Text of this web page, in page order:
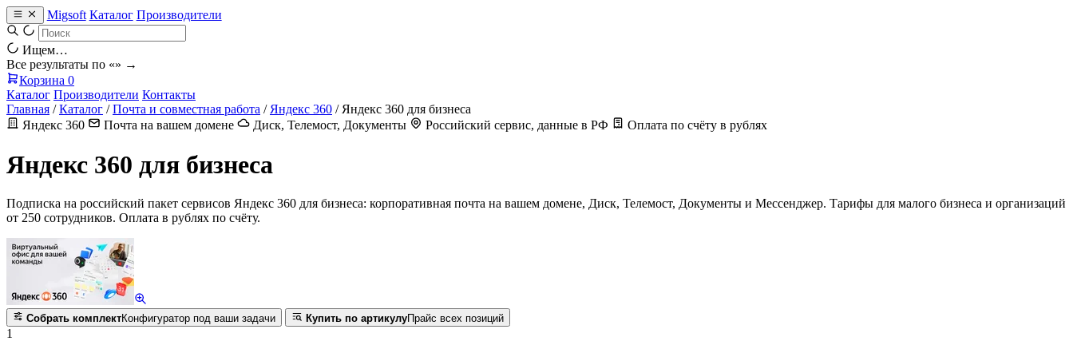
Migsoft Каталог Производители
Ищем…
Все результаты по «» →
Корзина 0
Каталог Производители Контакты
Главная / Каталог / Почта и совместная работа / Яндекс 360 / Яндекс 360 для бизнеса
Яндекс 360
Почта на вашем домене Диск, Телемост, Документы Российский сервис, данные в РФ Оплата по счёту в рублях
Яндекс 360 для бизнеса
Подписка на российский пакет сервисов Яндекс 360 для бизнеса: корпоративная почта на вашем домене, Диск, Телемост, Документы и Мессенджер. Тарифы для малого бизнеса и организаций
от 250 сотрудников. Оплата в рублях по счёту.
Собрать комплектКонфигуратор под ваши задачи Купить по артикулуПрайс всех позиций
1